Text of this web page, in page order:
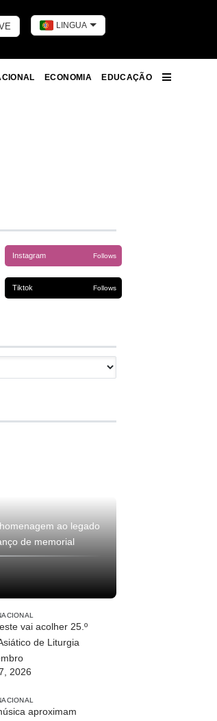
LINGUA
ECONOMIA
EDUCAÇÃO
Instagram Follows
Tiktok Follows
ao legado
de memorial
vai acolher 25.º
de Liturgia
2026
aproximam